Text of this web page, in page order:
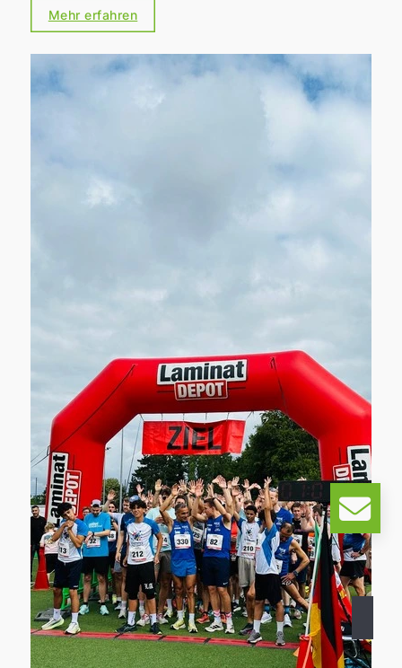
Kaufinteressenten oder Mietern. Gleichzeitig
sorgen Heizungsgesetz, kommunale
Wärmeplanung und Förderprogramme für
neue Chancen, aber auch für Unsicherheit.
Mehr erfahren